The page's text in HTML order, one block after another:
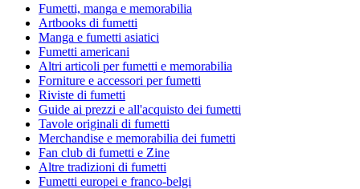
Fumetti, manga e memorabilia
Artbooks di fumetti
Manga e fumetti asiatici
Fumetti americani
Altri articoli per fumetti e memorabilia
Forniture e accessori per fumetti
Riviste di fumetti
Guide ai prezzi e all'acquisto dei fumetti
Tavole originali di fumetti
Merchandise e memorabilia dei fumetti
Fan club di fumetti e Zine
Altre tradizioni di fumetti
Fumetti europei e franco-belgi